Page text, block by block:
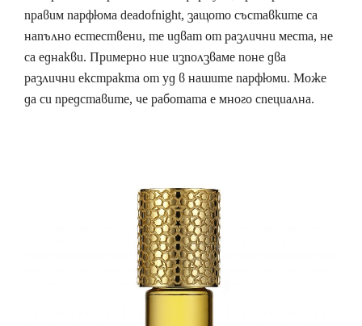
правим парфюма deadofnight, защото съставките са
напълно естествени, те идват от различни места, не
са еднакви. Примерно ние използваме поне два
различни екстракта от уд в нашите парфюми. Може
да си представите, че работата е много специална.